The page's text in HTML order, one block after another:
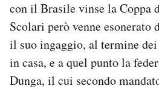
con il Brasile vinse la Coppa
Scolari però venne esonerato
il suo ingaggio, al termine
in casa, e a quel punto la
Dunga, il cui secondo